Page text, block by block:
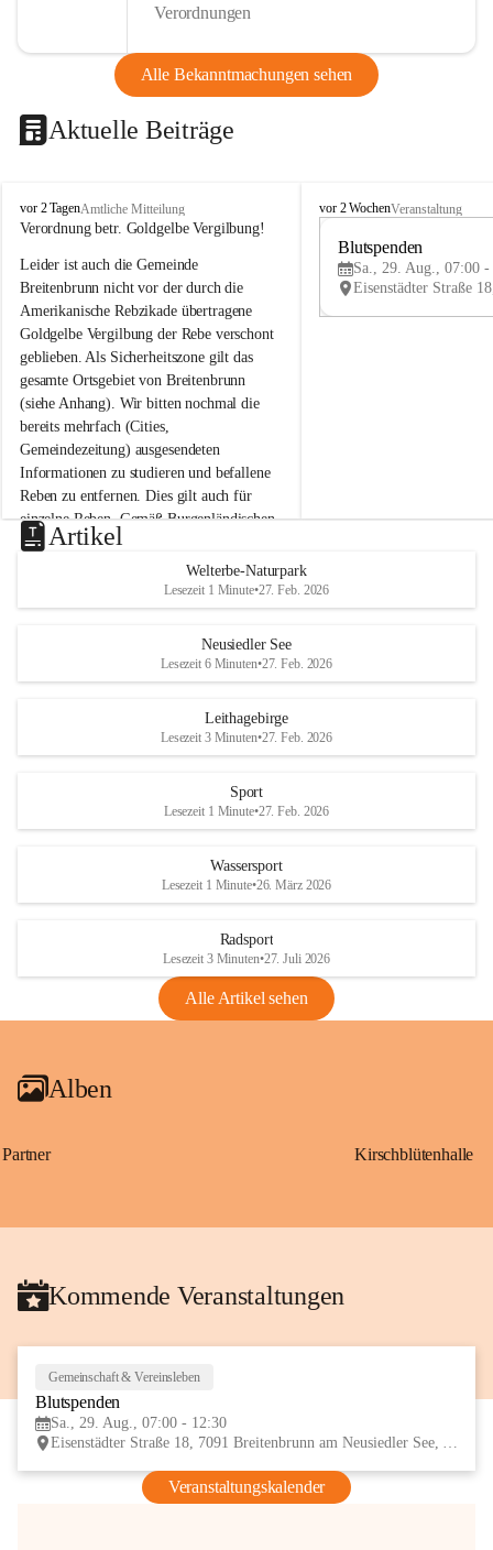
Verordnungen
Alle Bekanntmachungen sehen
Aktuelle Beiträge
B
r
i
t
e
n
b
r
u
n
n
a
m
N
e
u
s
d
S
vor 2 TagenAmtliche Mitteilung
Verordnung betr. Goldgelbe Vergilbung!
Leider ist auch die Gemeinde
Breitenbrunn nicht vor der durch die
Amerikanische Rebzikade übertragene
Goldgelbe Vergilbung der Rebe verschont
geblieben. Als Sicherheitszone gilt das
gesamte Ortsgebiet von Breitenbrunn
(siehe Anhang). Wir bitten nochmal die
bereits mehrfach (Cities,
Gemeindezeitung) ausgesendeten
Informationen zu studieren und befallene
Reben zu entfernen. Dies gilt auch für
einzelne Reben. Gemäß Burgenländischen
Weinbaugesetz sind nicht gepflegte oder
unzulässige Weingärten zu roden! Bitte
helfen wir zusammen um unsere Winzer
vor den prognostizierten Ernteausfällen
und den daraus folgenden wirtschaftlichen
Maßnahmen zur Bekämpfung
Rebe und der Amerikanischen
Anhang VBl. EU Nr. 18
1 Seite•1,4 MB
VBl. EU Nr. 18_2026
B
e
u
e
d
r
S
vor 2 WochenVeranstaltung
Blutspenden
Sa., 29. Aug., 07:00 -
Artikel
Welterbe-Naturpark
Lesezeit 1 Minute•27. Feb. 2026
Neusiedler See
Lesezeit 6 Minuten•27. Feb. 2026
Leithagebirge
Lesezeit 3 Minuten•27. Feb. 2026
Sport
Lesezeit 1 Minute•27. Feb. 2026
Wassersport
Lesezeit 1 Minute•26. März 2026
Radsport
Lesezeit 3 Minuten•27. Juli 2026
Alle Artikel sehen
Alben
Partner Kirschblütenhalle
Kommende Veranstaltungen
Gemeinschaft & Vereinsleben
Blutspenden
Sa., 29. Aug., 07:00 - 12:30
Eisenstädter Straße 18, 7091 Breitenbrunn am Neusiedler See, AUT
Veranstaltungskalender